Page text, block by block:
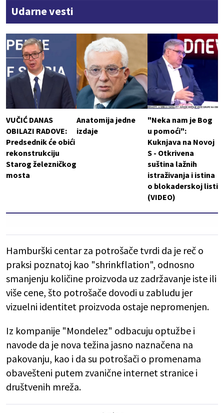
Udarne vesti
VUČIĆ DANAS
OBILAZI RADOVE:
Predsednik će obići
rekonstrukciju
Starog železničkog
mosta
Anatomija jedne
izdaje
"Neka nam je Bog
u pomoći":
Kuknjava na Novoj
S - Otkrivena
suština lažnih
istraživanja i istina
o blokaderskoj listi
(VIDEO)
Hamburški centar za potrošače tvrdi da je reč o
praksi poznatoj kao "shrinkflation", odnosno
smanjenju količine proizvoda uz zadržavanje iste ili
više cene, što potrošače dovodi u zabludu jer
vizuelni identitet proizvoda ostaje nepromenjen.
Iz kompanije "Mondelez" odbacuju optužbe i
navode da je nova težina jasno naznačena na
pakovanju, kao i da su potrošači o promenama
obavešteni putem zvanične internet stranice i
društvenih mreža.